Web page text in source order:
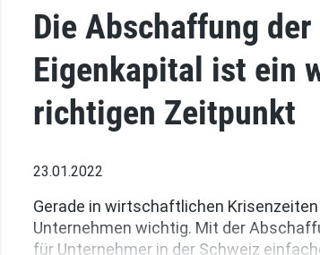
Die Abschaffung
Eigenkapital ist ein
richtigen Zeitpunkt
23.01.2022
Gerade in wirtschaftlichen
Unternehmen wichtig. Mit der
für Unternehmer in der Schweiz